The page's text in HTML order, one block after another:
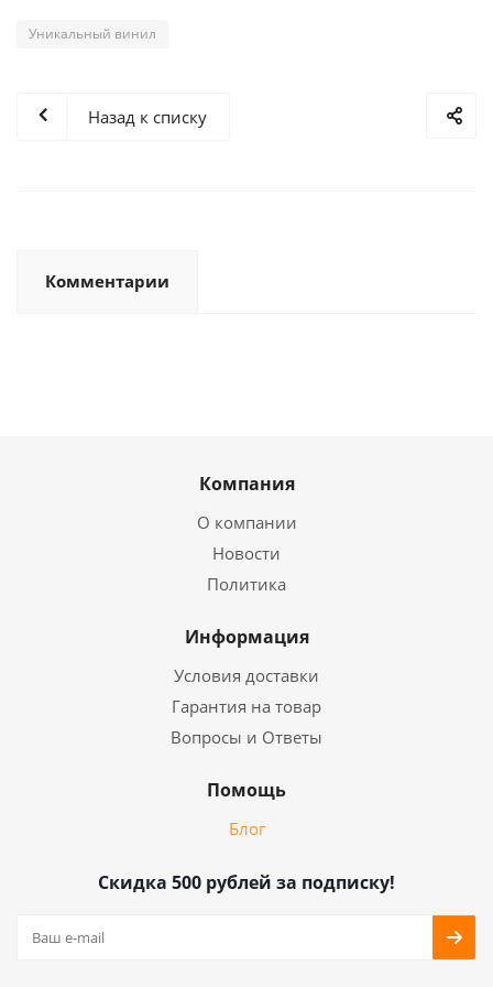
Уникальный винил
Назад к списку
Комментарии
Компания
О компании
Новости
Политика
Информация
Условия доставки
Гарантия на товар
Вопросы и Ответы
Помощь
Блог
Скидка 500 рублей за подписку!